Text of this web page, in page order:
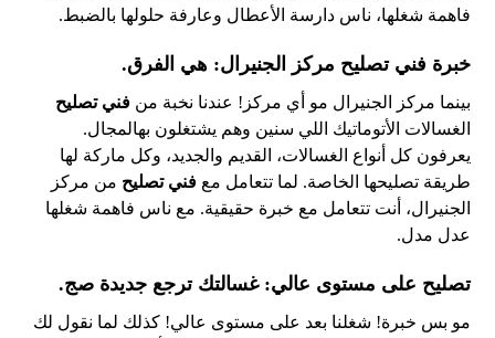
فاهمة شغلها، ناس دارسة الأعطال وعارفة حلولها بالضبط.
خبرة فني تصليح مركز الجنيرال: هي الفرق.
بينما مركز الجنيرال مو أي مركز! عندنا نخبة منفني تصليح
الغسالات الأتوماتيك اللي سنين وهم يشتغلون بهالمجال.
يعرفون كل أنواع الغسالات، القديم والجديد، وكل ماركة لها
طريقة تصليحها الخاصة. لما تتعامل معفني تصليح من مركز
الجنيرال، أنت تتعامل مع خبرة حقيقية. مع ناس فاهمة شغلها
عدل مدل.
تصليح على مستوى عالي: غسالتك ترجع جديدة صج.
مو بس خبرة! شغلنا بعد على مستوى عالي! كذلك لما نقول لك